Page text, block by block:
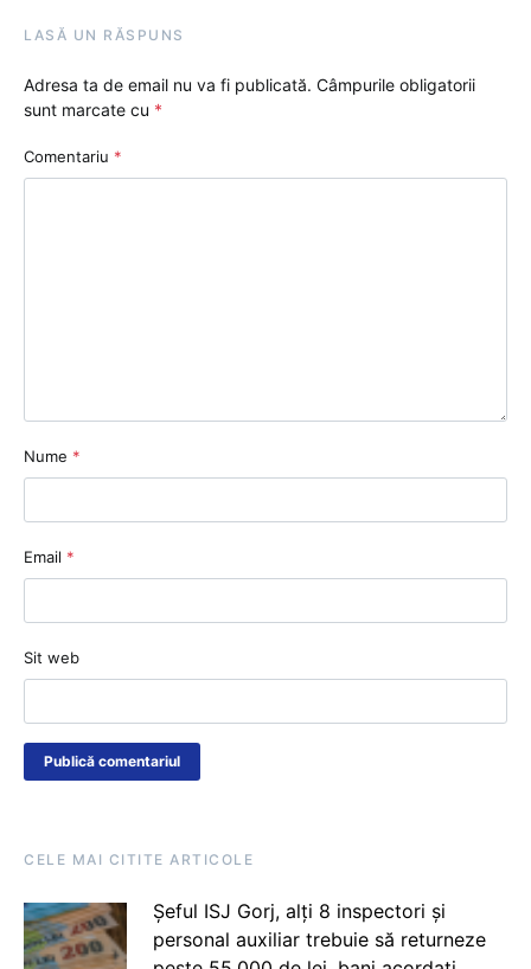
LASĂ UN RĂSPUNS
Adresa ta de email nu va fi publicată. Câmpurile obligatorii
sunt marcate cu *
Comentariu *
Nume *
Email *
Sit web
CELE MAI CITITE ARTICOLE
Șeful ISJ Gorj, alți 8 inspectori și
personal auxiliar trebuie să returneze